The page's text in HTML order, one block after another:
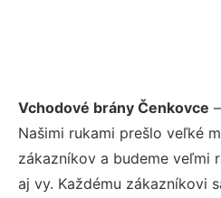
Vchodové brány Čenkovce
Našimi rukami prešlo veľké
zákazníkov a budeme veľmi
aj vy. Každému zákazníkovi